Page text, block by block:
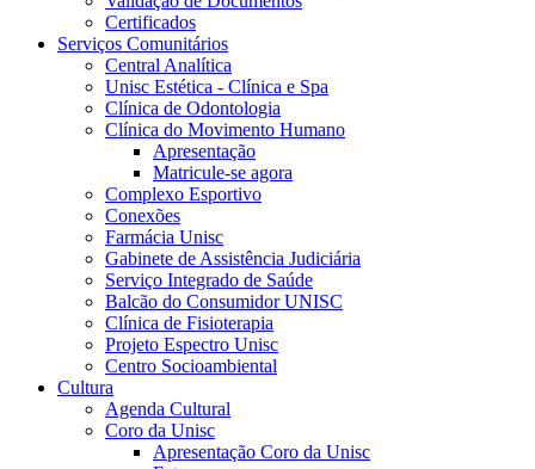
Certificados
Serviços Comunitários
Central Analítica
Unisc Estética - Clínica e Spa
Clínica de Odontologia
Clínica do Movimento Humano
Apresentação
Matricule-se agora
Complexo Esportivo
Conexões
Farmácia Unisc
Gabinete de Assistência Judiciária
Serviço Integrado de Saúde
Balcão do Consumidor UNISC
Clínica de Fisioterapia
Projeto Espectro Unisc
Centro Socioambiental
Cultura
Agenda Cultural
Coro da Unisc
Apresentação Coro da Unisc